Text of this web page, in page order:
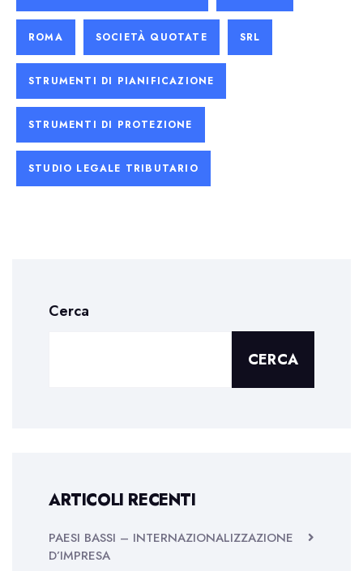
ROMA SOCIETÀ QUOTATE SRL
STRUMENTI DI PIANIFICAZIONE
STRUMENTI DI PROTEZIONE
STUDIO LEGALE TRIBUTARIO
Cerca
CERCA
ARTICOLI RECENTI
PAESI BASSI – INTERNAZIONALIZZAZIONE
D’IMPRESA